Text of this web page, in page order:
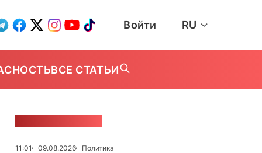
Войти RU
ВСЕ СТАТЬИ
11:01 09.08.2026
Политика